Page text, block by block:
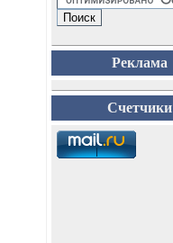
Реклама
Счетчики